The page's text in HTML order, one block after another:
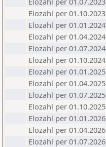
Elozahl per 01.10.2023
Elozahl per 01.01.2024
Elozahl per 01.04.2024
Elozahl per 01.07.2024
Elozahl per 01.10.2024
Elozahl per 01.01.2025
Elozahl per 01.04.2025
Elozahl per 01.07.2025
Elozahl per 01.10.2025
Elozahl per 01.01.2026
Elozahl per 01.04.2026
Elozahl per 01.07.2026